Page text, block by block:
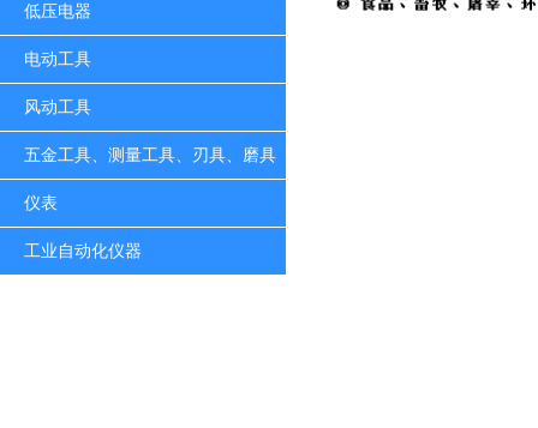
低压电器
电动工具
风动工具
五金工具、测量工具、刃具、磨具
仪表
工业自动化仪器